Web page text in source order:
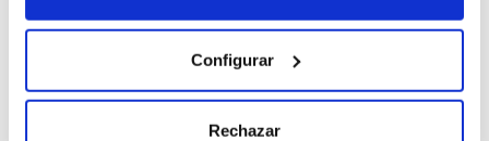
Configurar
Rechazar
instante.